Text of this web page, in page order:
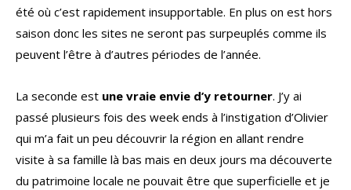
été où c’est rapidement insupportable. En plus on est hors
saison donc les sites ne seront pas surpeuplés comme ils
peuvent l’être à d’autres périodes de l’année.
La seconde est une vraie envie d’y retourner. J’y ai
passé plusieurs fois des week ends à l’instigation d’Olivier
qui m’a fait un peu découvrir la région en allant rendre
visite à sa famille là bas mais en deux jours ma découverte
du patrimoine locale ne pouvait être que superficielle et je